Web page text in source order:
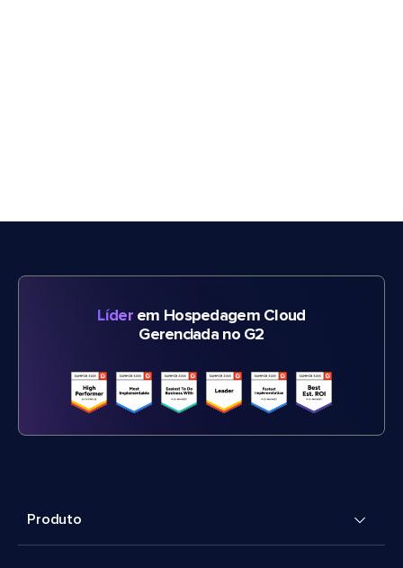
Líderem Hospedagem Cloud
Gerenciada no G2
Produto